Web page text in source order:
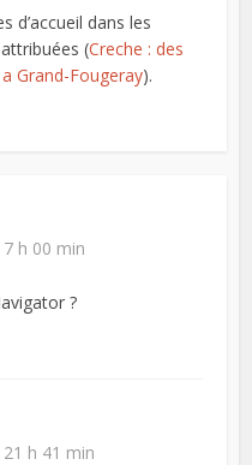
d’accueil dans les
(Creche : des
Grand-Fougeray).
h 00 min
?
h 41 min